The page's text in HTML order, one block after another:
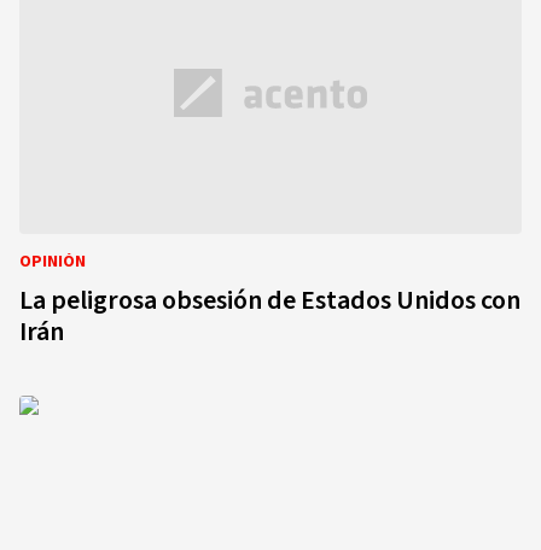
OPINIÓN
La peligrosa obsesión de Estados Unidos con
Irán